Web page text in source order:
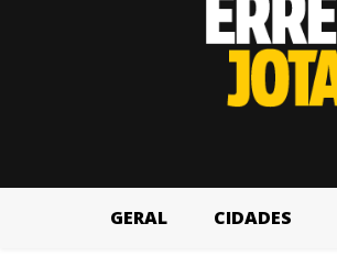
GERAL CIDADES